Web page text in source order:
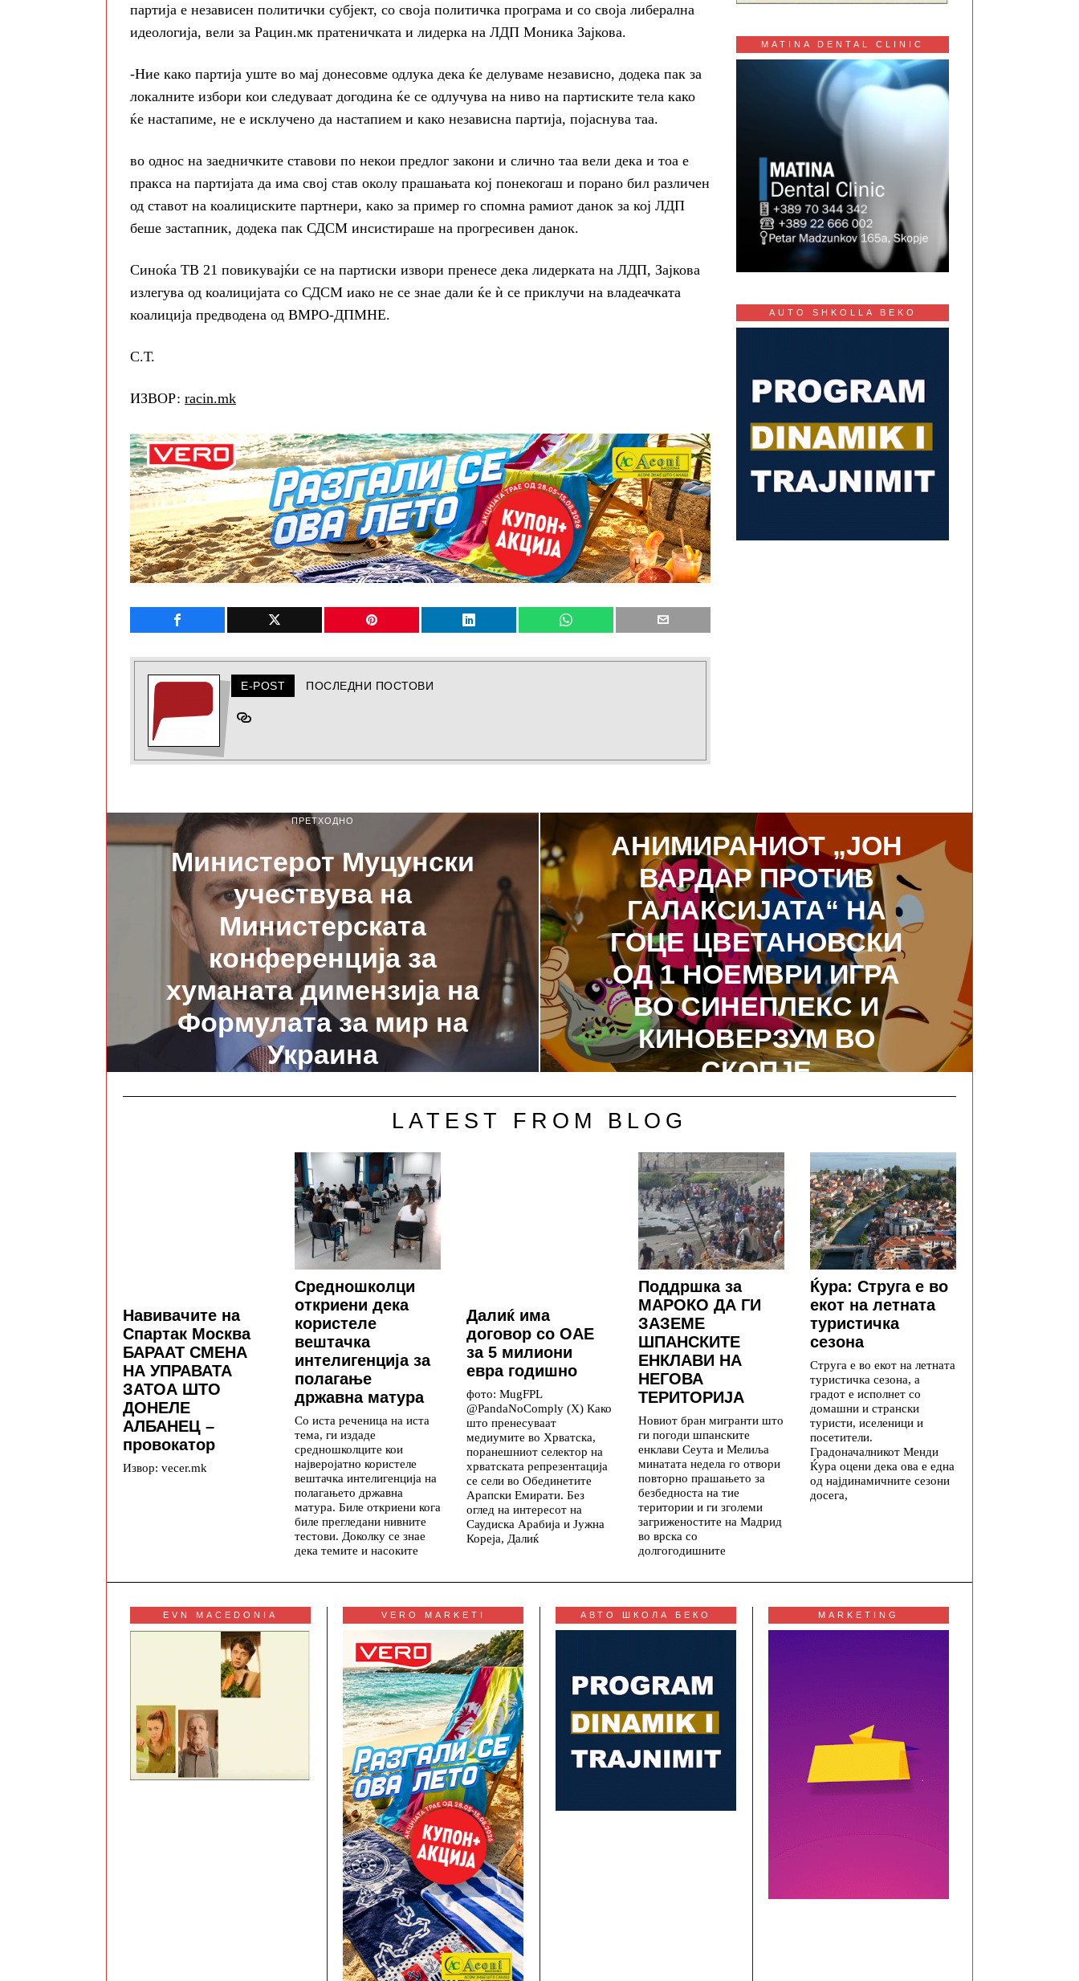
партија е независен политички субјект, со своја политичка програма и со своја либерална
идеологија, вели за Рацин.мк пратеничката и лидерка на ЛДП Моника Зајкова.
-Ние како партија уште во мај донесовме одлука дека ќе делуваме независно, додека пак за
локалните избори кои следуваат догодина ќе се одлучува на ниво на партиските тела како
ќе настапиме, не е исклучено да настапием и како независна партија, појаснува таа.
во однос на заедничките ставови по некои предлог закони и слично таа вели дека и тоа е
пракса на партијата да има свој став околу прашањата кој понекогаш и порано бил различен
од ставот на коалициските партнери, како за пример го спомна рамиот данок за кој ЛДП
беше застапник, додека пак СДСМ инсистираше на прогресивен данок.
Синоќа ТВ 21 повикувајќи се на партиски извори пренесе дека лидерката на ЛДП, Зајкова
излегува од коалицијата со СДСМ иако не се знае дали ќе ѝ се приклучи на владеачката
коалиција предводена од ВМРО-ДПМНЕ.
С.Т.
ИЗВОР: racin.mk
E-POST ПОСЛЕДНИ ПОСТОВИ
MATINA DENTAL CLINIC
AUTO SHKOLLA BEKO
ПРЕТХОДНО
Министерот Муцунски
учествува на
Министерската
конференција за
хуманата димензија на
Формулата за мир на
Украина
АНИМИРАНИОТ „ЈОН
ВАРДАР ПРОТИВ
ГАЛАКСИЈАТА“ НА
ГОЦЕ ЦВЕТАНОВСКИ
ОД 1 НОЕМВРИ ИГРА
ВО СИНЕПЛЕКС И
КИНОВЕРЗУМ ВО
СКОПЈЕ
LATEST FROM BLOG
Навивачите на
Спартак Москва
БАРААТ СМЕНА
НА УПРАВАТА
ЗАТОА ШТО
ДОНЕЛЕ
АЛБАНЕЦ –
провокатор
Извор: vecer.mk
Средношколци
откриени дека
користеле
вештачка
интелигенција за
полагање
државна матура
Со иста реченица на иста
тема, ги издаде
средношколците кои
најверојатно користеле
вештачка интелигенција на
полагањето државна
матура. Биле откриени кога
биле прегледани нивните
тестови. Доколку се знае
дека темите и насоките
Далиќ има
договор со ОАЕ
за 5 милиони
евра годишно
фото: MugFPL
@PandaNoComply (X) Како
што пренесуваат
медиумите во Хрватска,
поранешниот селектор на
хрватската репрезентација
се сели во Обединетите
Арапски Емирати. Без
оглед на интересот на
Саудиска Арабија и Јужна
Кореја, Далиќ
Поддршка за
МАРОКО ДА ГИ
ЗАЗЕМЕ
ШПАНСКИТЕ
ЕНКЛАВИ НА
НЕГОВА
ТЕРИТОРИЈА
Новиот бран мигранти што
ги погоди шпанските
енклави Сеута и Мелиља
минатата недела го отвори
повторно прашањето за
безбедноста на тие
територии и ги зголеми
загриженостите на Мадрид
во врска со
долгогодишните
Ќура: Струга е во
екот на летната
туристичка
сезона
Струга е во екот на летната
туристичка сезона, а
градот е исполнет со
домашни и странски
туристи, иселеници и
посетители.
Градоначалникот Менди
Ќура оцени дека ова е една
од најдинамичните сезони
досега,
EVN MACEDONIA VERO MARKETI АВТО ШКОЛА БЕКО MARKETING